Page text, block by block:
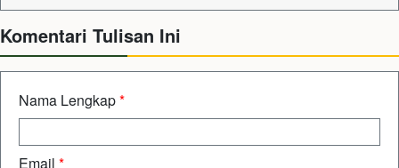
Komentari Tulisan Ini
Nama Lengkap*
Email *